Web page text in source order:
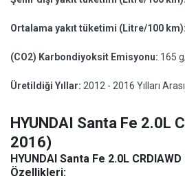
Ortalama yakıt tüketimi (Litre/100 km):
(CO2) Karbondiyoksit Emisyonu: 165
Üretildiği Yıllar: 2012 - 2016 Yılları Arası
HYUNDAI Santa Fe 2.0L
2016)
HYUNDAI Santa Fe 2.0L
Özellikleri: